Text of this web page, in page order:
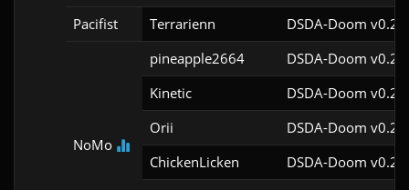
Pacifist Terrarienn DSDA-Doom
NoMo
pineapple2664
DSDA-Doom
Kinetic
DSDA-Doom
Orii
DSDA-Doom
ChickenLicken
DSDA-Doom